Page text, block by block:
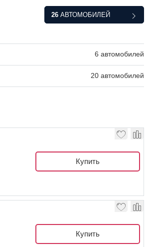
26 АВТОМОБИЛЕЙ
6 автомобилей
20 автомобилей
Купить
Купить